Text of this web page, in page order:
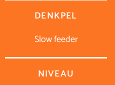
DENKPEL
Slow feeder
NIVEAU